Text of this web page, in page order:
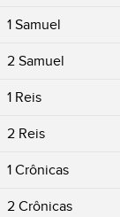
1 Samuel
2 Samuel
1 Reis
2 Reis
1 Crônicas
2 Crônicas